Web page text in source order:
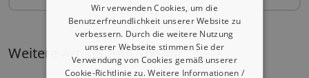
Weitere Artikel zum Thema
Wir verwenden Cookies, um die
Benutzerfreundlichkeit unserer Website zu
verbessern. Durch die weitere Nutzung
unserer Webseite stimmen Sie der
Verwendung von Cookies gemäß unserer
Cookie-Richtlinie zu.Weitere Informationen /